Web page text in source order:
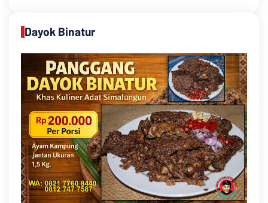
Dayok Binatur